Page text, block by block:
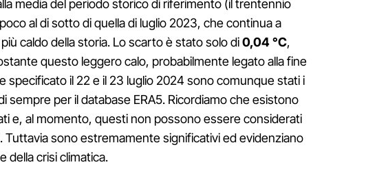
media del periodo storico di riferimento (il trentennio
al di sotto di quella di luglio 2023, che continua a
caldo della storia. Lo scarto è stato solo di0,04 °C,
questo leggero calo, probabilmente legato alla fine
specificato il 22 e il 23 luglio 2024 sono comunque stati i
sempre per il database ERA5. Ricordiamo che esistono
e, al momento, questi non possono essere considerati
Tuttavia sono estremamente significativi ed evidenziano
della crisi climatica.